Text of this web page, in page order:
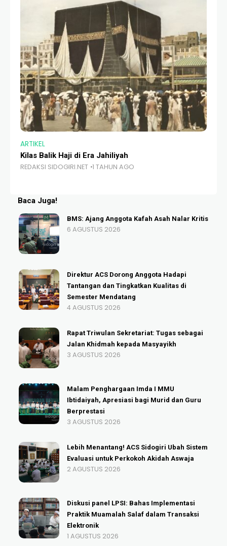
ARTIKEL
Kilas Balik Haji di Era Jahiliyah
REDAKSI SIDOGIRI.NET 1 TAHUN AGO
Baca Juga!
BMS: Ajang Anggota Kafah Asah Nalar Kritis
6 AGUSTUS 2026
Direktur ACS Dorong Anggota Hadapi
Tantangan dan Tingkatkan Kualitas di
Semester Mendatang
4 AGUSTUS 2026
Rapat Triwulan Sekretariat: Tugas sebagai
Jalan Khidmah kepada Masyayikh
3 AGUSTUS 2026
Malam Penghargaan Imda I MMU
Ibtidaiyah, Apresiasi bagi Murid dan Guru
Berprestasi
3 AGUSTUS 2026
Lebih Menantang! ACS Sidogiri Ubah Sistem
Evaluasi untuk Perkokoh Akidah Aswaja
2 AGUSTUS 2026
Diskusi panel LPSI: Bahas Implementasi
Praktik Muamalah Salaf dalam Transaksi
Elektronik
1 AGUSTUS 2026